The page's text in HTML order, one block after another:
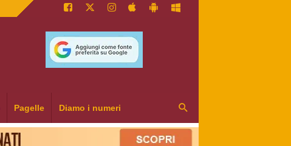
Pagelle Diamo i numeri